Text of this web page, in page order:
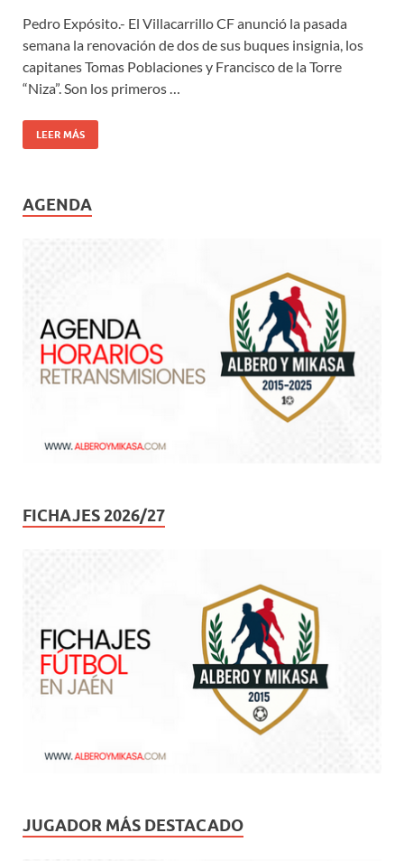
Pedro Expósito.- El Villacarrillo CF anunció la pasada
semana la renovación de dos de sus buques insignia, los
capitanes Tomas Poblaciones y Francisco de la Torre
“Niza”. Son los primeros …
LEER MÁS
AGENDA
FICHAJES 2026/27
JUGADOR MÁS DESTACADO